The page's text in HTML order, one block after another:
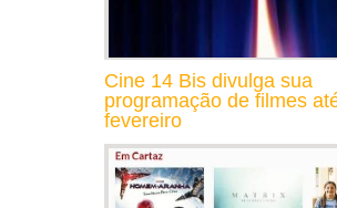
Cine 14 Bis divulga sua
programação de filmes
fevereiro